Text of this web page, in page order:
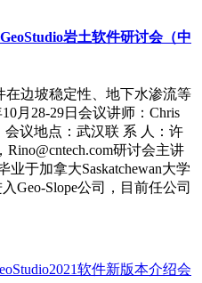
岩土软件研讨会（中
在边坡稳定性、地下水渗流等
月28-29日会议讲师：Chris
议地点：武汉联 系 人：许
Rino@cntech.com研讨会主讲
业于加拿大Saskatchewan大学
Geo-Slope公司，目前任公司